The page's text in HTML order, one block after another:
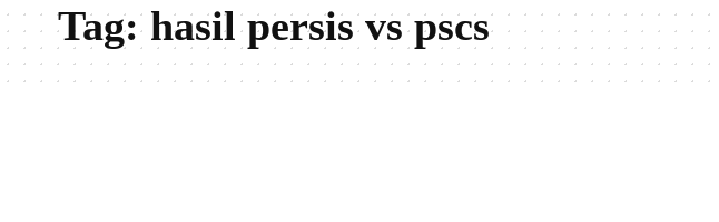
Tag:hasil persis vs pscs